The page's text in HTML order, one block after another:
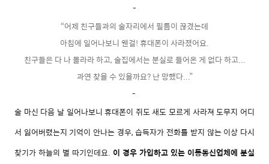
-
“어제 친구들과의 술자리에서 필름이 끊겼는데
아침에 일어나보니웬걸! 휴대폰이 사라졌어요.
친구들은 다 나 몰라라 하고, 술집에서는 분실로 들어온 게 없다 하고...
과연 찾을 수 있을까요? 난 망했다...”
-
술 마신 다음 날 일어나보니 휴대폰이 쥐도 새도 모르게 사라져 도무지 어디
서 잃어버렸는지 기억이 안나는 경우, 습득자가 전화를 받지 않는 이상 다시
찾기가 하늘의 별 따기인데요. 이 경우 가입하고 있는 이동통신업체에 분실